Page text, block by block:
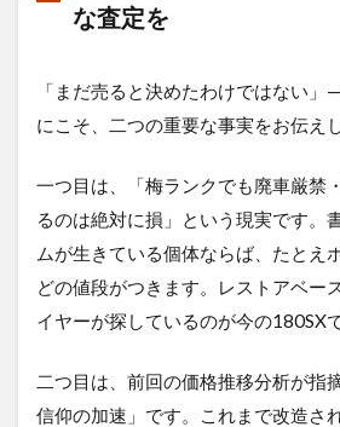
な査定を
「まだ売ると決めたわけではない
にこそ、二つの重要な事実をお伝え
一つ目は、「梅ランクでも廃車厳禁
るのは絶対に損」という現実です。
ムが生きている個体ならば、たとえ
どの値段がつきます。レストアベー
イヤーが探しているのが今の180SXで
二つ目は、前回の価格推移分析が指
信仰の加速」です。これまで改造さ